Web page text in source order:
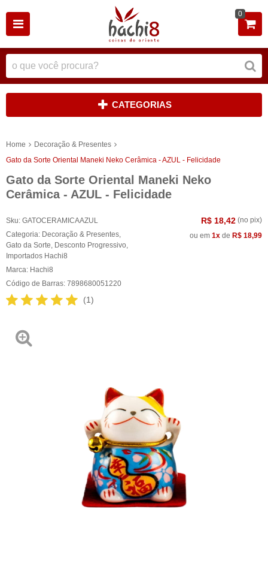
0
CATEGORIAS
Home
Decoração & Presentes
Gato da Sorte Oriental Maneki Neko Cerâmica - AZUL - Felicidade
Gato da Sorte Oriental Maneki Neko
Cerâmica - AZUL - Felicidade
Sku: GATOCERAMICAAZUL
Categoria: Decoração & Presentes
Gato da Sorte Desconto Progressivo
Importados Hachi8
Marca: Hachi8
Código de Barras: 7898680051220
(1)
R$ 18,42 (no pix)
ou em 1x de R$ 18,99